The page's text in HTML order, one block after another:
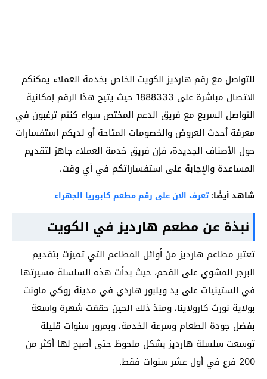
للتواصل مع رقم هارديز الكويت الخاص بخدمة العملاء يمكنكم
الاتصال مباشرة على 1888333 حيث يتيح هذا الرقم إمكانية
التواصل السريع مع فريق الدعم المختص سواء كنتم ترغبون في
معرفة أحدث العروض والخصومات المتاحة أو لديكم استفسارات
حول الأصناف الجديدة، فإن فريق خدمة العملاء جاهز لتقديم
المساعدة والإجابة على استفساراتكم في أي وقت.
شاهد أيضًا: تعرف الان على رقم مطعم كابوريا الجهراء
نبذة عن مطعم هارديز في الكويت
تعتبر مطاعم هارديز من أوائل المطاعم التي تميزت بتقديم
البرجر المشوي على الفحم، حيث بدأت هذه السلسلة مسيرتها
في الستينيات على يد ويلبور هاردي في مدينة روكي ماونت
بولاية نورث كارولاينا، ومنذ ذلك الحين حققت شهرة واسعة
بفضل جودة الطعام وسرعة الخدمة، وبمرور سنوات قليلة
توسعت سلسلة هارديز بشكل ملحوظ حتى أصبح لها أكثر من
200 فرع في أول عشر سنوات فقط.